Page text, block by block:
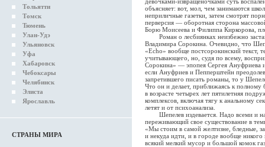
Тольятти
Томск
Тюмень
Улан-Удэ
Ульяновск
Уфа
Хабаровск
Чебоксары
Челябинск
Элиста
Ярославль
СТРАНЫ МИРА
объясняет: вот, мол, чем занимаются
неприличные газетки, затем смотрят
перверсия — оборотная сторона
Борю Моисеева и Филиппа Киркорова,
Роман о лесбиянках неизбежно
Владимира Сорокина. Очевидно, что
«Echo» вообще постсорокинский текст,
учитывающего, но, судя по всему,
Сорокина» — эпопея Сергея Ануфриева
если Ануфриев и Пепперштейн
запретившего писать романы, то у
Что он и делает, приближаясь к
в возрасте четырех лет пятилетняя
комплексов, включая тягу к анальному
летят и от психоанализа.
Шепелев издевается. Надо всеми и
переживающий свое существование в
«Мы стоим в самой желтизне, бледные,
и некуда идти, и в городе вообще
всякий мелкий мусор и большой комок